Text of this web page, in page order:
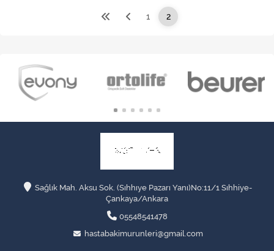
1 2
Sağlık Mah. Aksu Sok. (Sıhhıye Pazarı Yanı)No:11/1 Sıhhiye-
Çankaya/Ankara
05548541478
hastabakimurunleri@gmail.com